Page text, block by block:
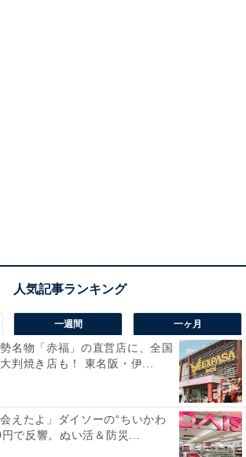
一週間 一ヶ月
勢名物「赤福」の直営店に、全国
判焼き店も！ 東名阪・伊...
会えたよ」ダイソーの“ちいかわ
で反響。ぬい活＆防災...